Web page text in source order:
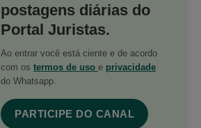
postagens diárias do
Portal Juristas.
Ao entrar você está ciente e de acordo
com os termos de uso e privacidade
do Whatsapp.
PARTICIPE DO CANAL